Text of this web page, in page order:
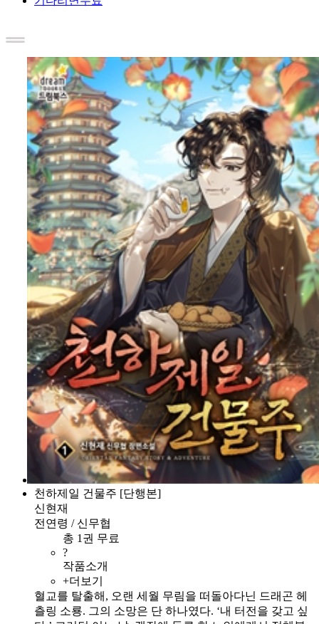
천하제일 건물주 [단행본]
신현재
전연령 / 신무협
총 1권 무료
?
작품소개
+더보기
혈교를 탈출해, 오랜 세월 무림을 떠돌아다닌 드래곤 헤
츨링 소룡. 그의 소망은 단 하나였다. ‘내 터전을 갖고 싶